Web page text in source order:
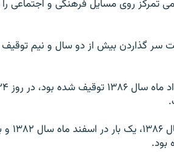
تمرکز روی مسايل فرهنگی و اجتماعی را
يکشنبه ۲۲ فروردين ۱۳۸۹ پس از پشت سر گذاردن بيش از دو سال و نيم توقيف
اين روزنامه اصلاح‌طلب که برای آخرين بار در
روزنامه «شرق» پيش از آخرين توقيف آن